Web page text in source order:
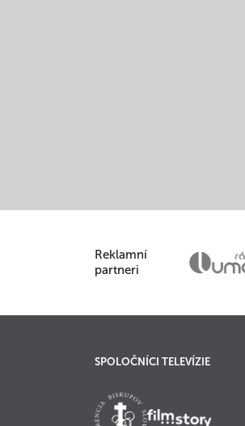
Reklamní
partneri
SPOLOČNÍCI TELEVÍZIE